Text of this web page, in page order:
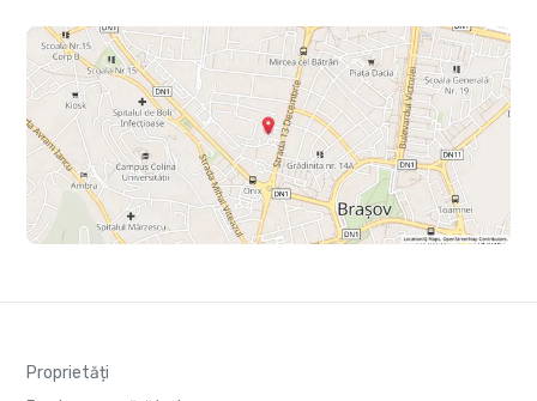
Proprietăți